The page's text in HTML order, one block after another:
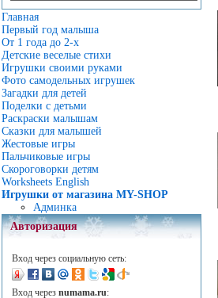
Главная
Первый год малыша
От 1 года до 2-х
Детские веселые стихи
Игрушки своими руками
Фото самодельных игрушек
Загадки для детей
Поделки с детьми
Раскраски малышам
Сказки для малышей
Жестовые игры
Пальчиковые игры
Скороговорки детям
Worksheets English
Игрушки от магазина MY-SHOP
Админка
Авторизация
Вход через социальную сеть:
Вход через numama.ru: